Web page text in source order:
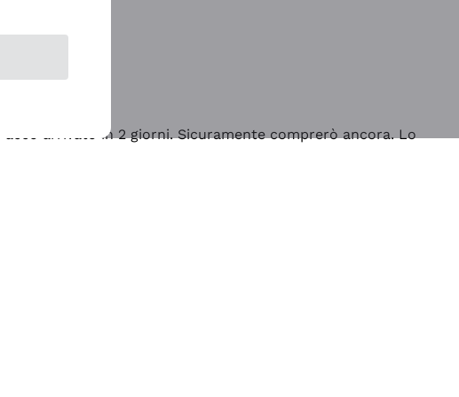
arrivato in 2 giorni. Sicuramente comprerò ancora. Lo